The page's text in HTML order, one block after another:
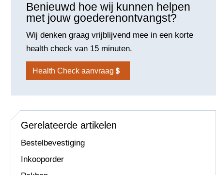
Benieuwd hoe wij kunnen helpen
met jouw goederenontvangst?
Wij denken graag vrijblijvend mee in een korte
health check van 15 minuten.
Health Check aanvraag
Gerelateerde artikelen
Bestelbevestiging
Inkooporder